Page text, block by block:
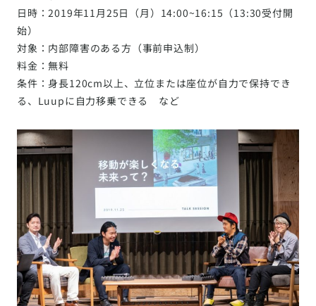
日時：2019年11月25日（月）14:00~16:15（13:30受付開
始）
対象：内部障害のある方（事前申込制）
料金：無料
条件：身長120cm以上、立位または座位が自力で保持でき
る、Luupに自力移乗できる など